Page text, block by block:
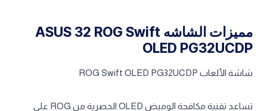
مميزات الشاشه ASUS 32 ROG Swift
OLED PG32UCDP
شاشة الألعاب ROG Swift OLED PG32UCDP
تساعد تقنية مكافحة الوميض OLED الحصرية من ROG على